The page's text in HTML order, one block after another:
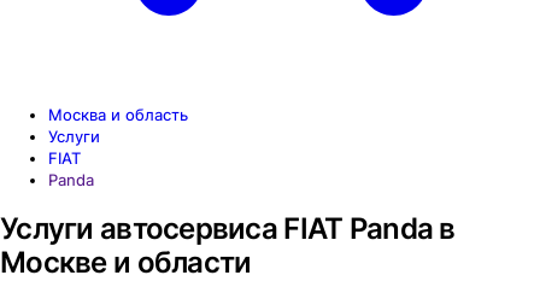
Москва и область
Услуги
FIAT
Panda
Услуги автосервиса FIAT Panda в
Москве и области